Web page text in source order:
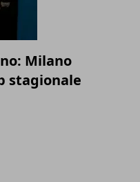
Milano
stagionale